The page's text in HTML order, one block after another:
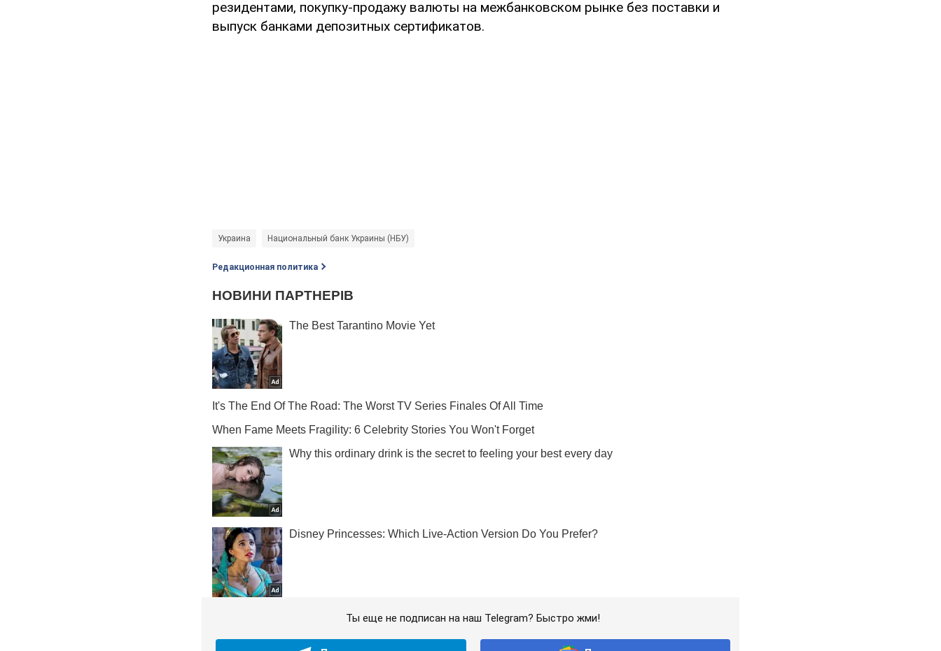
резидентами, покупку-продажу валюты на межбанковском рынке без поставки и
выпуск банками депозитных сертификатов.
Украина Национальный банк Украины (НБУ)
Редакционная политика
Ты еще не подписан на наш Telegram? Быстро жми!